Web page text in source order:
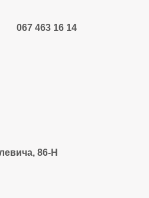
067 463 16 14
86-Н